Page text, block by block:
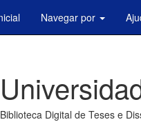
Navegar por
Biblioteca Digital de Teses e